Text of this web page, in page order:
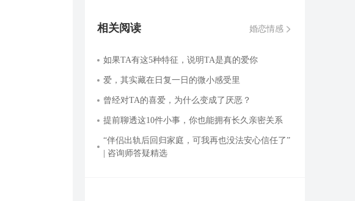
相关阅读 婚恋情感
如果TA有这5种特征，说明TA是真的爱你
爱，其实藏在日复一日的微小感受里
曾经对TA的喜爱，为什么变成了厌恶？
提前聊透这10件小事，你也能拥有长久亲密关系
“伴侣出轨后回归家庭，可我再也没法安心信任了”
| 咨询师答疑精选